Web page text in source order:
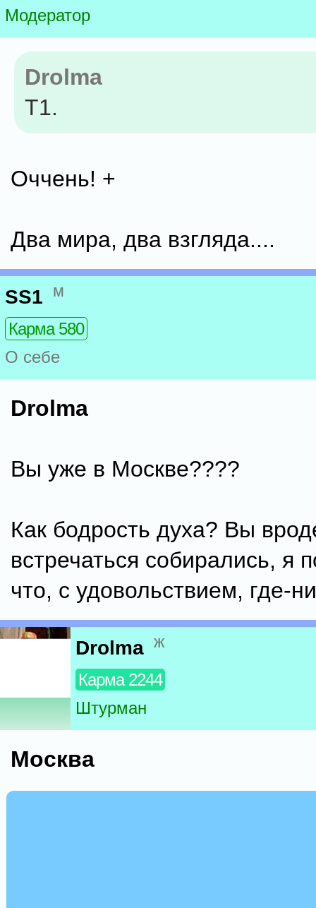
Модератор
Drolma
Т1.
Оччень! +
Два мира, два взгляда....
SS1 м
Карма 580
О себе
Drolma
Вы уже в Москве????
Как бодрость духа? Вы
встречаться собирались, я
что, с удовольствием, где-
Drolma ж
Карма 2244
Штурман
Москва